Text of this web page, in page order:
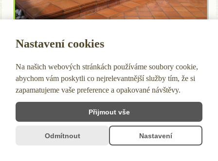
Venkovní dlažba | Neglazovaná přírodní keramika
Původní velikost je 2560 × 1920pixelů
«odstupnice 3
Copyright © 2026 | Robas, spol. s.r.o. | Kvalitní venkovní
mrazuvzdorná dlažba od českého výrobce - Říčany u Prahy
Nastavení cookies
Na našich webových stránkách používáme soubory cookie,
abychom vám poskytli co nejrelevantnější služby tím, že si
zapamatujeme vaše preference a opakované návštěvy.
Přijmout vše
Odmítnout Nastavení